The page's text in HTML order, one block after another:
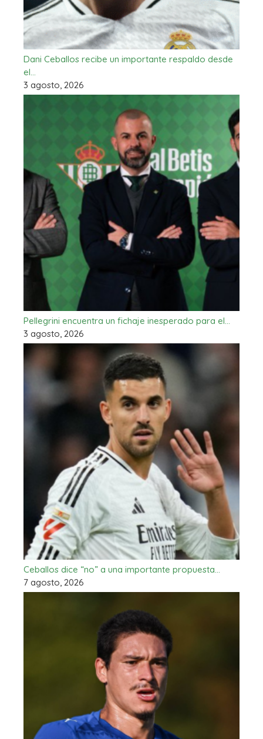
Dani Ceballos recibe un importante respaldo desde
el…
3 agosto, 2026
Pellegrini encuentra un fichaje inesperado para el…
3 agosto, 2026
Ceballos dice “no” a una importante propuesta…
7 agosto, 2026